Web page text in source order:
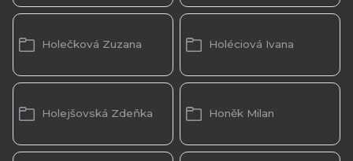
Holečková Zuzana Holéciová Ivana
Holejšovská Zdeňka Honěk Milan